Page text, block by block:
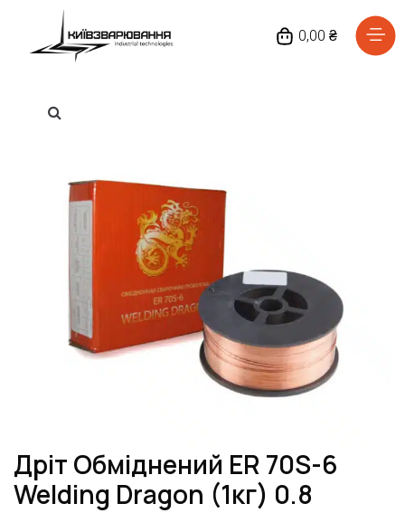
0,00 ₴
Дріт Обміднений ER 70S-6
Welding Dragon (1кг) 0.8
Головна
Відгуки
Про нас
Доставка та оплата
Повернення та обмін